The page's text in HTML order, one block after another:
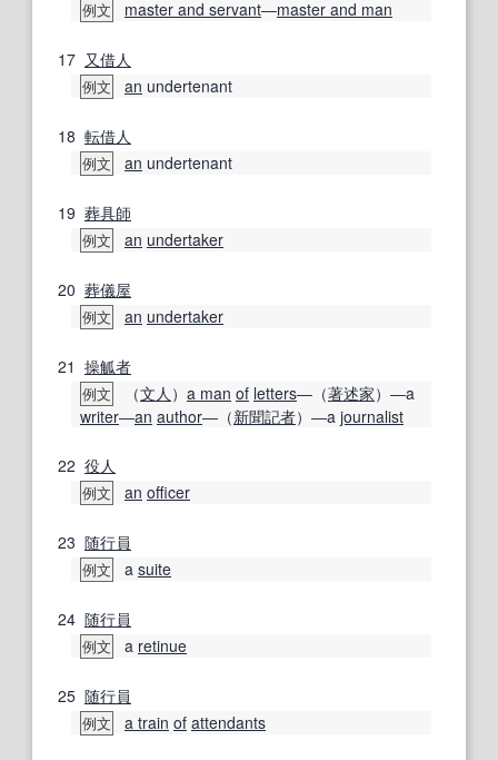
例文 master and servant―master and man
17 又借人
例文 an undertenant
18 転借人
例文 an undertenant
19 葬具師
例文 an undertaker
20 葬儀屋
例文 an undertaker
21 操觚者
例文 （文人 ） a man of letters―（著述家）―a
writer―an author―（新聞記者）―a journalist
22 役人
例文 an officer
23 随行員
例文 a suite
24 随行員
例文 a retinue
25 随行員
例文 a train of attendants